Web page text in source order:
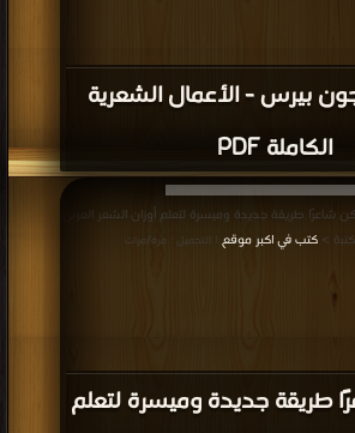
بيرس - الأعمال الشعرية
الكاملة PDF
طريقة جديدة وميسرة لتعلم
شاعرًا طريقة جديدة وميسرة لتعلم أوزان الشعر العربي
كتب في اكبر موقع | التحميل : مرة/مرات